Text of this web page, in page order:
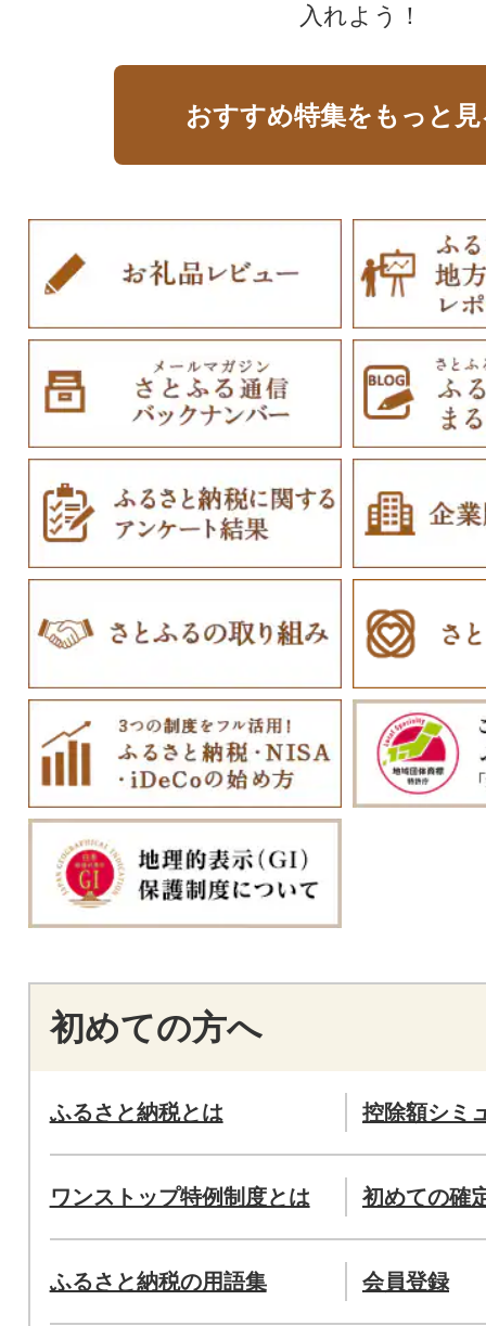
入れよう！
おすすめ特集をもっと
初めての方へ
ふるさと納税とは 控除額シミ
ワンストップ特例制度とは 初めての確
ふるさと納税の用語集 会員登録